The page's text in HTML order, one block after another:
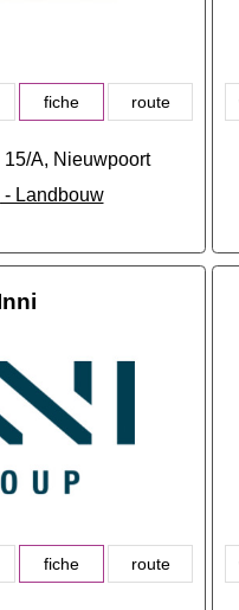
fiche route
A, Nieuwpoort
- Landbouw
fiche route